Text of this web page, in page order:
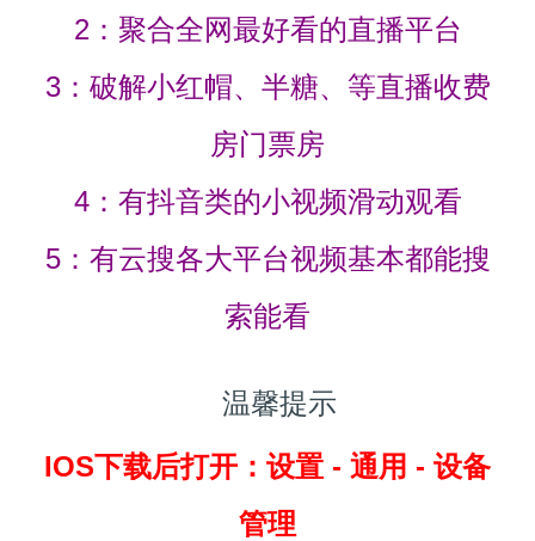
2：聚合全网最好看的直播平台
3：破解小红帽、半糖、等直播收费
房门票房
4：有抖音类的小视频滑动观看
5：有云搜各大平台视频基本都能搜
索能看
温馨提示
IOS下载后打开：设置 - 通用 - 设备
管理